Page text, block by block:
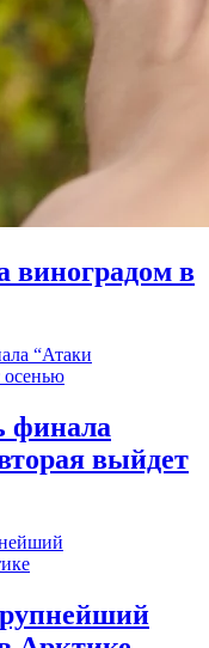
виноградом в
финала
выйдет